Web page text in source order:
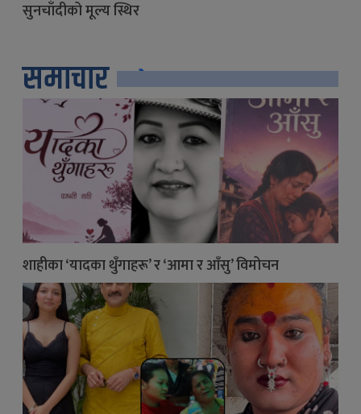
सुनचाँदीको मूल्य स्थिर
समाचार सबै
शाहीका ‘यादका थुँगाहरू’ र ‘आमा र आँसु’ विमोचन